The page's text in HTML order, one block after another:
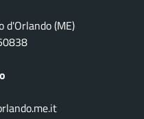
d'Orlando (ME)